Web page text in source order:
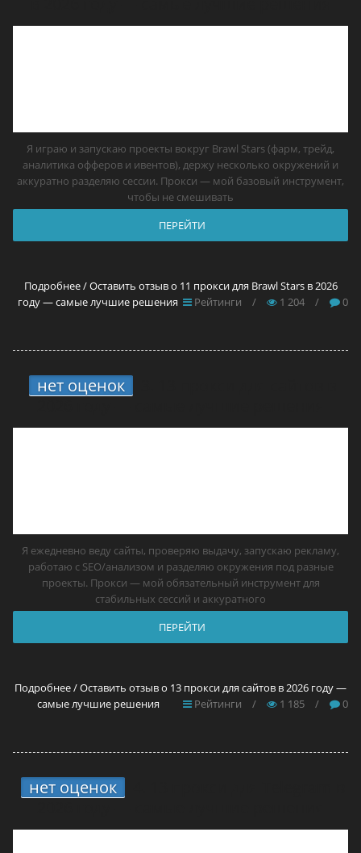
Я играю и запускаю проекты вокруг Brawl Stars (фарм, трейд,
аналитика офферов и ивентов), держу несколько окружений и
аккуратно разделяю сессии. Прокси — мой базовый инструмент,
чтобы не смешивать
ПЕРЕЙТИ
Подробнее / Оставить отзыв о 11 прокси для Brawl Stars в 2026
году — самые лучшие решения
Рейтинги / 1 204 / 0
нет оценок
Я ежедневно веду сайты, проверяю выдачу, запускаю рекламу,
работаю с SEO/анализом и разделяю окружения под разные
проекты. Прокси — мой обязательный инструмент для
стабильных сессий и аккуратного
ПЕРЕЙТИ
Подробнее / Оставить отзыв о 13 прокси для сайтов в 2026 году —
самые лучшие решения
Рейтинги / 1 185 / 0
нет оценок